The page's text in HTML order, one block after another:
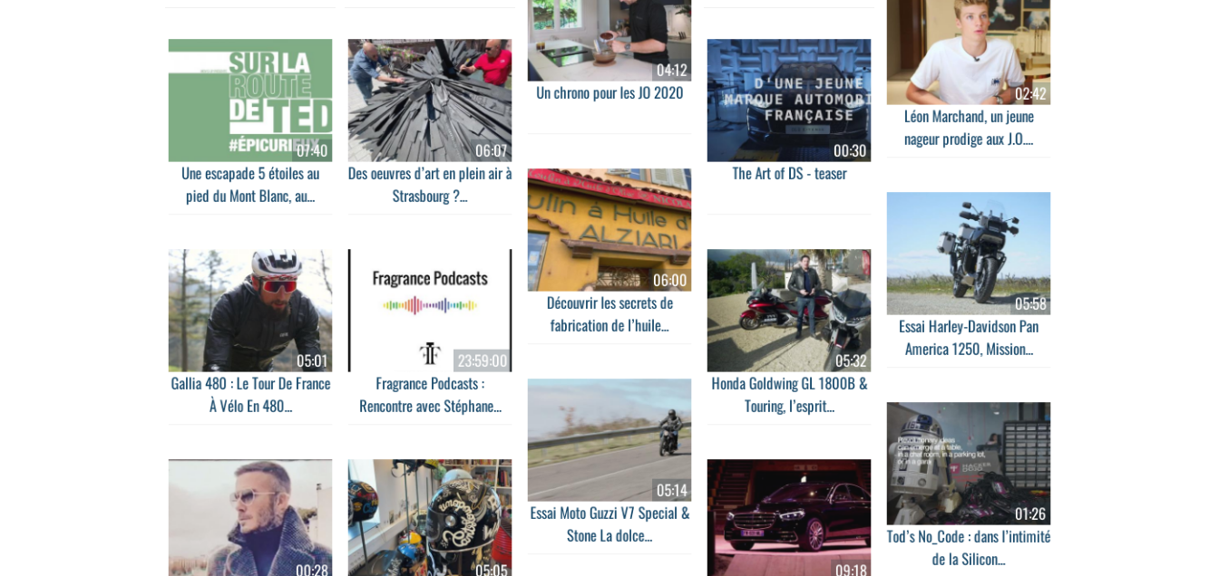
04:12
Un chrono pour les JO 2020
02:42
Léon Marchand, un jeune
nageur prodige aux J.O....
07:40
Une escapade 5 étoiles au
pied du Mont Blanc, au...
06:07
Des oeuvres d’art en plein air à
Strasbourg ?...
00:30
The Art of DS - teaser
06:00
Découvrir les secrets de
fabrication de l’huile...
05:58
Essai Harley-Davidson Pan
America 1250, Mission...
05:01
Gallia 480 : Le Tour De France
À Vélo En 480...
23:59:00
Fragrance Podcasts :
Rencontre avec Stéphane...
05:32
Honda Goldwing GL 1800B &
Touring, l’esprit...
05:14
Essai Moto Guzzi V7 Special &
Stone La dolce...
01:26
Tod’s No_Code : dans l’intimité
de la Silicon...
00:28 05:05 09:18